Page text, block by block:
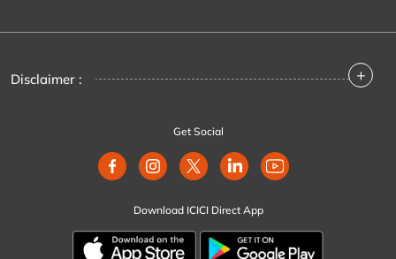
Disclaimer : +
Get Social
Download ICICI Direct App